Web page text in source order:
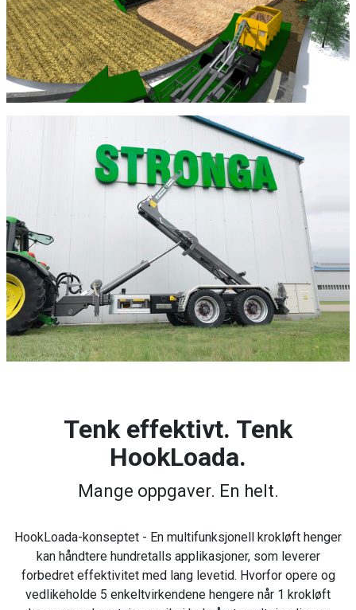
Tenk effektivt. Tenk
HookLoada.
Mange oppgaver. En helt.
HookLoada-konseptet - En multifunksjonell krokløft henger
kan håndtere hundretalls applikasjoner, som leverer
forbedret effektivitet med lang levetid. Hvorfor opere og
vedlikeholde 5 enkeltvirkendene hengere når 1 krokløft